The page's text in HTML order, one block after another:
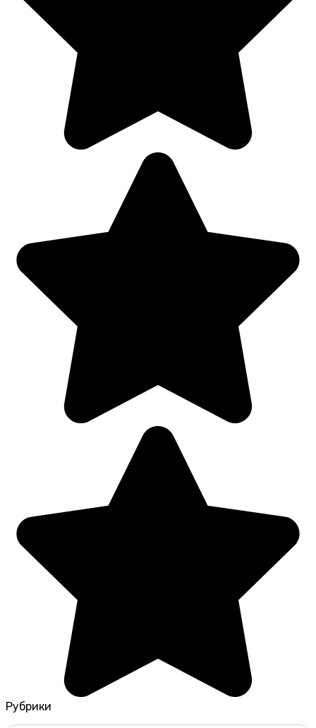
Рубрики